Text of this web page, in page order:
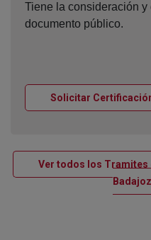
Tiene la consideración
documento público.
Solicitar
Ver todos los Tramites